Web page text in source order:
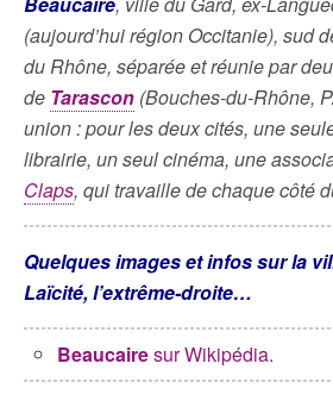
(aujourd’hui région Occitanie), sud
du Rhône, séparée et réunie par
de Tarascon (Bouches-du-Rhône,
union : pour les deux cités, une
librairie, un seul cinéma, une
Claps, qui travaille de chaque côté
Quelques images et infos sur la
Laïcité, l’extrême-droite…
Beaucairesur Wikipédia.